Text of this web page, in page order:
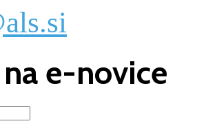
e-novice